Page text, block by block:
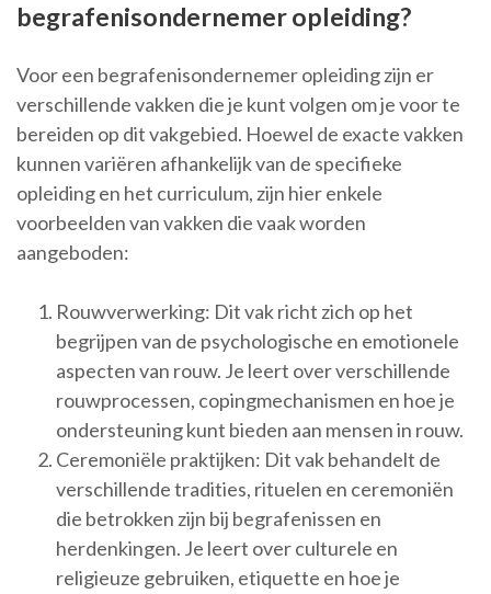
begrafenisondernemer opleiding?
Voor een begrafenisondernemer opleiding zijn er
verschillende vakken die je kunt volgen om je voor te
bereiden op dit vakgebied. Hoewel de exacte vakken
kunnen variëren afhankelijk van de specifieke
opleiding en het curriculum, zijn hier enkele
voorbeelden van vakken die vaak worden
aangeboden:
Rouwverwerking: Dit vak richt zich op het
begrijpen van de psychologische en emotionele
aspecten van rouw. Je leert over verschillende
rouwprocessen, copingmechanismen en hoe je
ondersteuning kunt bieden aan mensen in rouw.
Ceremoniële praktijken: Dit vak behandelt de
verschillende tradities, rituelen en ceremoniën
die betrokken zijn bij begrafenissen en
herdenkingen. Je leert over culturele en
religieuze gebruiken, etiquette en hoe je